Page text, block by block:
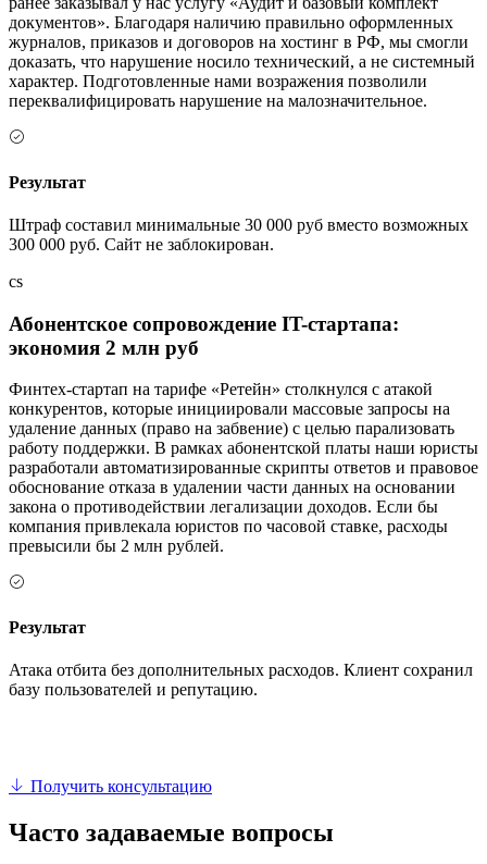
документов». Благодаря наличию правильно оформленных
журналов, приказов и договоров на хостинг в РФ, мы смогли
доказать, что нарушение носило технический, а не системный
характер. Подготовленные нами возражения позволили
переквалифицировать нарушение на малозначительное.
Результат
Штраф составил минимальные 30 000 руб вместо возможных
300 000 руб. Сайт не заблокирован.
cs
Абонентское сопровождение IT-стартапа:
экономия 2 млн руб
Финтех-стартап на тарифе «Ретейн» столкнулся с атакой
конкурентов, которые инициировали массовые запросы на
удаление данных (право на забвение) с целью парализовать
работу поддержки. В рамках абонентской платы наши юристы
разработали автоматизированные скрипты ответов и правовое
обоснование отказа в удалении части данных на основании
закона о противодействии легализации доходов. Если бы
компания привлекала юристов по часовой ставке, расходы
превысили бы 2 млн рублей.
Результат
Атака отбита без дополнительных расходов. Клиент сохранил
базу пользователей и репутацию.
Получить консультацию
Часто задаваемые вопросы